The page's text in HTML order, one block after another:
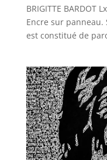
BRIGITTE BARDOT
Encre sur
est constitué de